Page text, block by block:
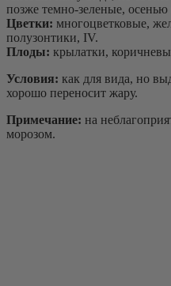
позже темно-зеленые, осенью
Цветки: многоцветковые,
полузонтики, IV.
Плоды: крылатки,
Условия: как для вида, но
хорошо переносит жару.
Примечание: на
морозом.